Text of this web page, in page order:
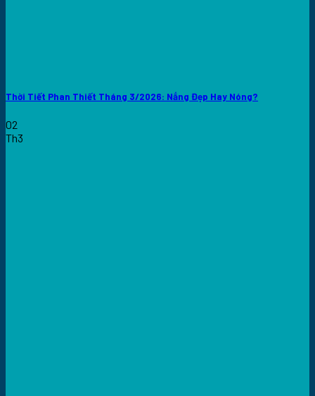
Thời Tiết Phan Thiết Tháng 3/2026: Nắng Đẹp Hay Nóng?
02
Th3